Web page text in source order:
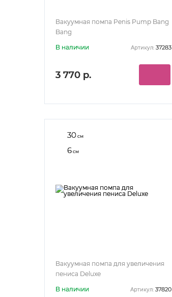
Вакуумная помпа Penis Pump Bang
Bang
В наличии
Артикул: 37283
3 770 р.
30см
6см
Вакуумная помпа для увеличения
пениса Deluxe
В наличии
Артикул: 37820